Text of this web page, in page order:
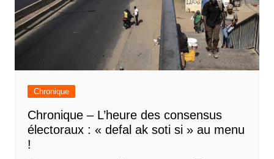
Chronique
Chronique – L’heure des consensus
électoraux : « defal ak soti si » au menu
!